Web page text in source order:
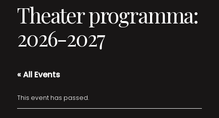
Theater programma:
2026-2027
« All Events
This event has passed.